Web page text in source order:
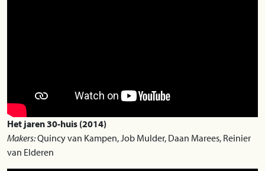
Het jaren 30-huis (2014)
Makers:Quincy van Kampen, Job Mulder, Daan Marees, Reinier
van Elderen